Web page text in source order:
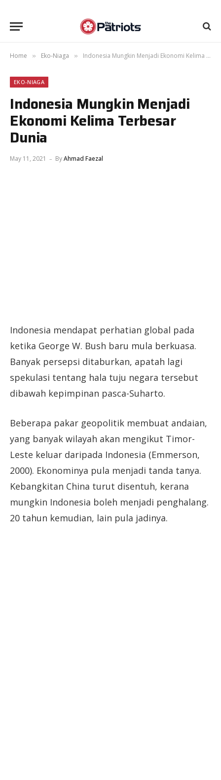
Home » Eko-Niaga » Indonesia Mungkin Menjadi Ekonomi Kelima Terbesar Dunia
EKO-NIAGA
Indonesia Mungkin Menjadi
Ekonomi Kelima Terbesar
Dunia
May 11, 2021 ByAhmad Faezal
Indonesia mendapat perhatian global pada
ketika George W. Bush baru mula berkuasa.
Banyak persepsi ditaburkan, apatah lagi
spekulasi tentang hala tuju negara tersebut
dibawah kepimpinan pasca-Suharto.
Beberapa pakar geopolitik membuat andaian,
yang banyak wilayah akan mengikut Timor-
Leste keluar daripada Indonesia (Emmerson,
2000). Ekonominya pula menjadi tanda tanya.
Kebangkitan China turut disentuh, kerana
mungkin Indonesia boleh menjadi penghalang.
20 tahun kemudian, lain pula jadinya.